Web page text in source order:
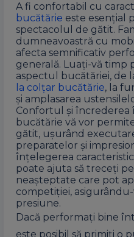
A fi confortabil cu
bucătărie este esențial
spectacolul de gătit.
dumneavoastră cu
afecta semnificativ
generală. Luați-vă timp
aspectul bucătăriei, de
la colțar bucătărie, la
și amplasarea
Confortul și încrederea
bucătărie vă vor
gătit, ușurând
preparatelor și
înțelegerea
poate ajuta să treceți
neașteptate care pot
competiției,
presiune.
Dacă performați bine
este posibil să primiți o